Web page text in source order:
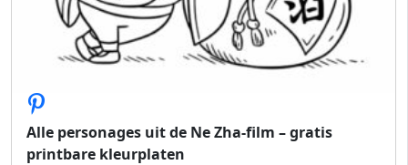
Alle personages uit de Ne Zha-film – gratis
printbare kleurplaten